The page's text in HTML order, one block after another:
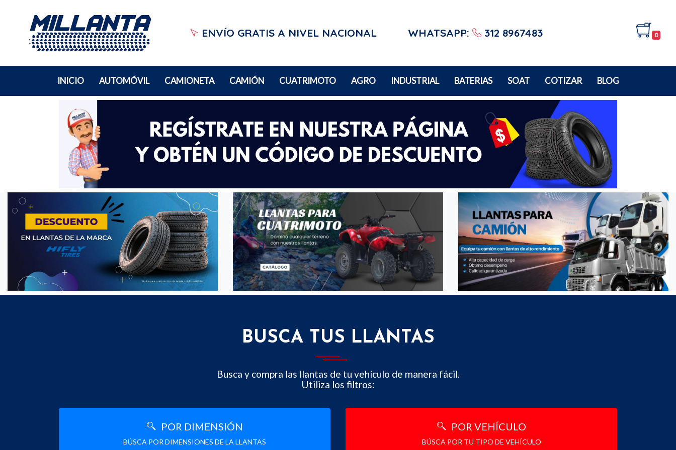
ENVÍO GRATIS A NIVEL NACIONAL WHATSAPP: 312 8967483 0
INICIO AUTOMÓVIL CAMIONETA CAMIÓN CUATRIMOTO AGRO INDUSTRIAL BATERIAS SOAT COTIZAR BLOG
BUSCA TUS LLANTAS
Busca y compra las llantas de tu vehículo de manera fácil.
Utiliza los filtros:
POR DIMENSIÓN
BÚSCA POR DIMENSIONES DE LA LLANTAS
POR VEHÍCULO
BÚSCA POR TU TIPO DE VEHÍCULO